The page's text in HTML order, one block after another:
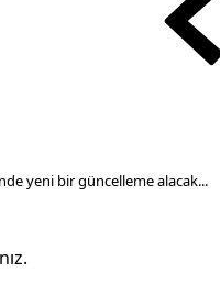
yeni bir güncelleme alacak...